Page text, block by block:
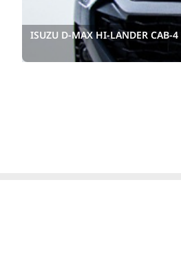
ISUZU D-MAX HI-LANDER CAB-